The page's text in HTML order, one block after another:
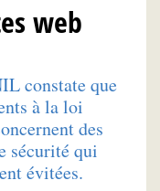
web
constate que
à la loi
des
sécurité qui
évitées.